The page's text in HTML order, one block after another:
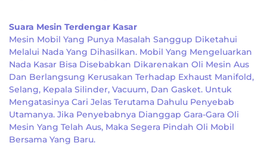
Suara Mesin Terdengar Kasar
Mesin Mobil Yang Punya Masalah Sanggup Diketahui
Melalui Nada Yang Dihasilkan. Mobil Yang Mengeluarkan
Nada Kasar Bisa Disebabkan Dikarenakan Oli Mesin Aus
Dan Berlangsung Kerusakan Terhadap Exhaust Manifold,
Selang, Kepala Silinder, Vacuum, Dan Gasket. Untuk
Mengatasinya Cari Jelas Terutama Dahulu Penyebab
Utamanya. Jika Penyebabnya Dianggap Gara-Gara Oli
Mesin Yang Telah Aus, Maka Segera Pindah Oli Mobil
Bersama Yang Baru.